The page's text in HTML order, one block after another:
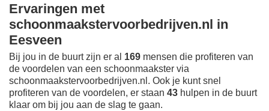
Ervaringen met
schoonmaakstervoorbedrijven.nl in
Eesveen
Bij jou in de buurt zijn er al 169 mensen die profiteren van
de voordelen van een schoonmaakster via
schoonmaakstervoorbedrijven.nl. Ook je kunt snel
profiteren van de voordelen, er staan 43 hulpen in de buurt
klaar om bij jou aan de slag te gaan.